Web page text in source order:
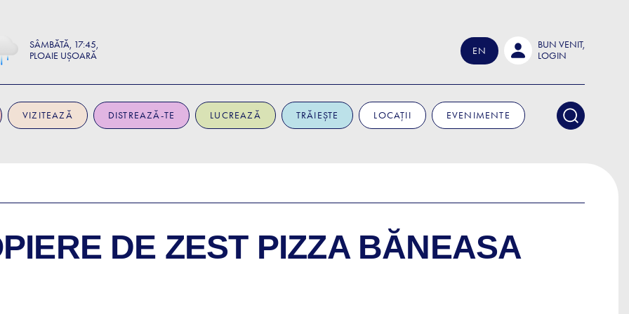
SÂMBĂTĂ 17:45
PLOAIE UȘOARĂ
EN
BUN VENIT,
LOGIN
VIZITEAZĂ DISTREAZĂ-TE LUCREAZĂ TRĂIEȘTE LOCAȚII EVENIMENTE
DE ZEST PIZZA BĂNEASA